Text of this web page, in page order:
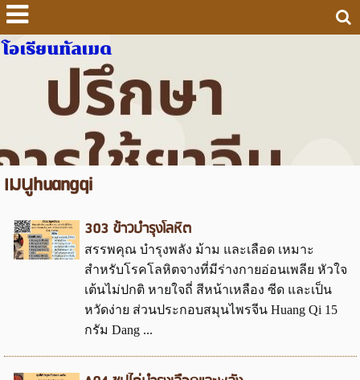
โอเรียนทัลเมด
เมนูhuangqi
303 ข้าวบำรุงโลหิต
สรรพคุณ บำรุงพลัง ม้าม และเลือด เหมาะ
สำหรับโรคโลหิตจางที่มีร่างกายอ่อนเพลีย หัวใจ
เต้นไม่ปกติ หายใจถี่ สีหน้าเหลือง ซีด และเป็น
หวัดง่าย ส่วนประกอบสมุนไพรจีน Huang Qi 15
กรัม Dang ...